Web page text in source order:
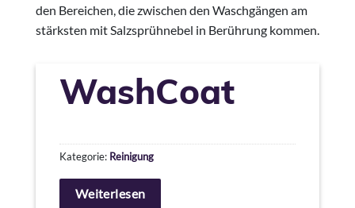
den Bereichen, die zwischen den Waschgängen am
stärksten mit Salzsprühnebel in Berührung kommen.
WashCoat
Kategorie: Reinigung
Weiterlesen